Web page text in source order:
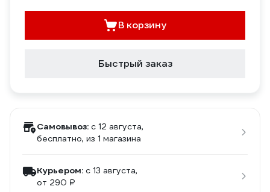
В корзину
Быстрый заказ
Самовывоз: c 12 августа,
бесплатно, из 1 магазина
Курьером: c 13 августа,
от 290 ₽